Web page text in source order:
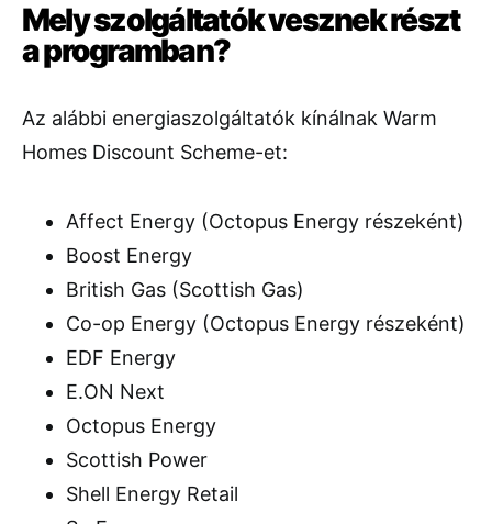
Mely szolgáltatók vesznek részt
a programban?
Az alábbi energiaszolgáltatók kínálnak Warm
Homes Discount Scheme-et:
Affect Energy (Octopus Energy részeként)
Boost Energy
British Gas (Scottish Gas)
Co-op Energy (Octopus Energy részeként)
EDF Energy
E.ON Next
Octopus Energy
Scottish Power
Shell Energy Retail